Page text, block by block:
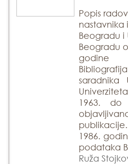
Popis
nastavnika
Beogradu i
Beogradu
godine
saradnika
1963.
1986.
podataka
Ruža